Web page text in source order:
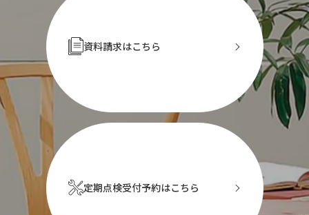
資料請求はこちら
定期点検受付予約はこちら